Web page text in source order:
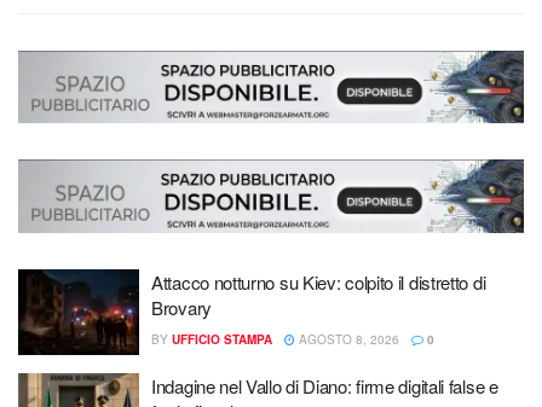
Attacco notturno su Kiev: colpito il distretto di
Brovary
BY UFFICIO STAMPA AGOSTO 8, 2026 0
Indagine nel Vallo di Diano: firme digitali false e